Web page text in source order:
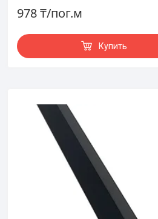
978 ₸/пог.м
Купить